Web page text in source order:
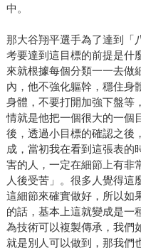
中。
那大谷翔平選手為了達到「
考要達到這目標的前提是什
來就根據每個分類一一去做
內，他不強化軀幹，穩住身
身體，不要打開加強下盤等
情就是他把一個很大的一個
後，透過小目標的確認之後
成，當初我在看到這張表的
害的人，一定在細節上有非
人後受苦」。很多人覺得這
這細節來確實做好，所以如
的話，基本上這就變成是一
為技術可以複製傳承，我們
就是別人可以做到，那我們